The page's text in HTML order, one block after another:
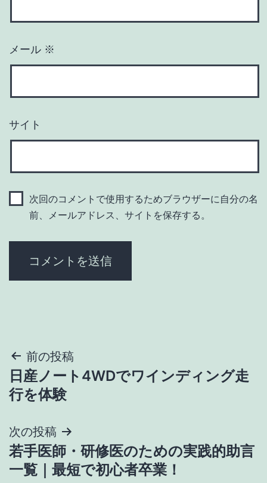
メール ※
サイト
次回のコメントで使用するためブラウザーに自分の名
前、メールアドレス、サイトを保存する。
投
稿
ビ
ゲ
前の投稿
日産ノート4WDでワインディング走
行を体験
次の投稿
若手医師・研修医のための実践的助言
一覧｜最短で初心者卒業！